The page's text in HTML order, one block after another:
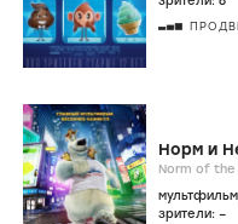
Норм и
мультфильм
зрители: –